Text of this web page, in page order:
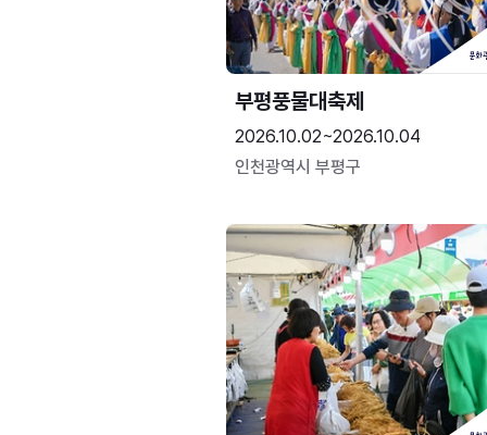
부평풍물대축제
2026.10.02~2026.10.04
인천광역시 부평구